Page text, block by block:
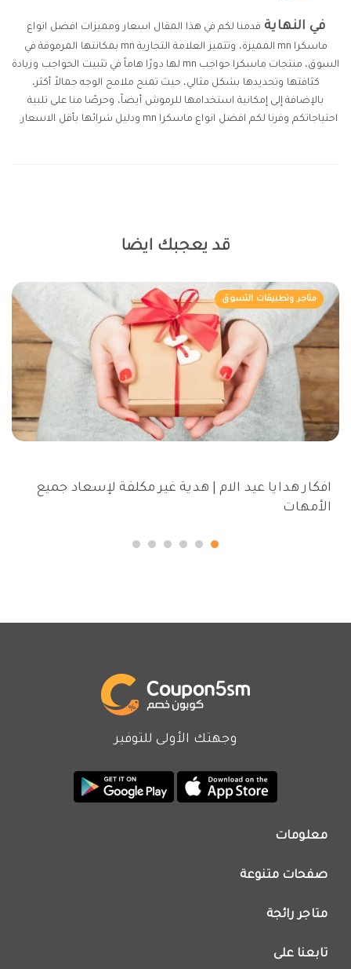
في النهاية قدمنا لكم في هذا المقال اسعار ومميزات افضل انواع
ماسكرا mn المميزة، وتتميز العلامة التجارية mn بمكانتها المرموقة في
السوق، منتجات ماسكرا حواجب mn لها دورًا هاماً في تثبيت الحواجب وزيادة
كثافتها وتحديدها بشكل مثالي، حيث تمنح ملامح الوجه جمالاً أكثر،
بالإضافة إلى إمكانية استخدامها للرموش أيضاً، وحرصًا منا على تلبية
احتياجاتكم وفرنا لكم افضل انواع ماسكرا mn ودليل شرائها بأقل الاسعار.
قد يعجبك ايضا
متاجر وتطبيقات التسوق
افكار هدايا عيد الام | هدية غير مكلفة لإسعاد جميع
الأمهات
وجهتك الأولى للتوفير
معلومات
اتصل بنا
اعلن معنا
فريق عمل كوبون خصم
صفحات متنوعة
عروض اليوم
متاجر رائجة
كود خصم نمشي
تابعنا على